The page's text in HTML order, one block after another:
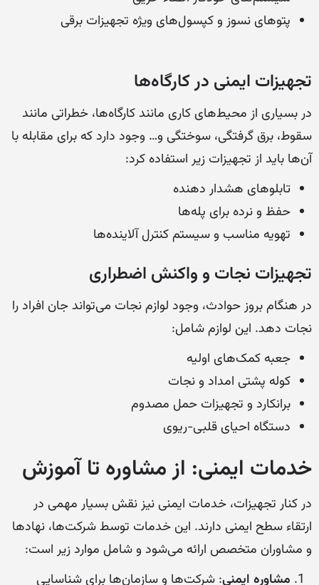
پتوهای نسوز و کپسول‌های ویژه تجهیزات برقی
تجهیزات ایمنی در کارگاه‌ها
در بسیاری از محیط‌های کاری مانند کارگاه‌ها، خطراتی مانند
سقوط، برق گرفتگی، سوختگی و… وجود دارد که برای مقابله با
آن‌ها باید از تجهیزات زیر استفاده کرد:
تابلوهای هشدار دهنده
حفظ و نرده برای پله‌ها
تهویه مناسب و سیستم کنترل آلاینده‌ها
تجهیزات نجات و واکنش اضطراری
در هنگام بروز حوادث، وجود لوازم نجات می‌تواند جان افراد را
نجات دهد. این لوازم شامل:
جعبه کمک‌های اولیه
کوله پشتی امداد و نجات
برانکارد و تجهیزات حمل مصدوم
دستگاه احیای قلبی-ریوی
خدمات ایمنی: از مشاوره تا آموزش
در کنار تجهیزات، خدمات ایمنی نیز نقش بسیار مهمی در
ارتقاء سطح ایمنی دارند. این خدمات توسط شرکت‌ها، نهادها
و مشاوران متخصص ارائه می‌شود و شامل موارد زیر است:
مشاوره ایمنی: شرکت‌ها و سازمان‌ها برای شناسایی